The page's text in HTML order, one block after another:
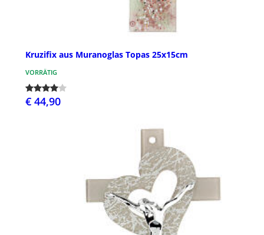
Kruzifix aus Muranoglas Topas 25x15cm
VORRÄTIG
€ 44,90